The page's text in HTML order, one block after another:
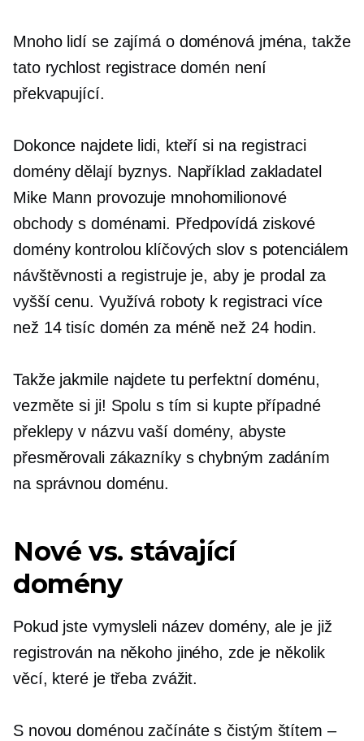
Mnoho lidí se zajímá o doménová jména, takže
tato rychlost registrace domén není
překvapující.
Dokonce najdete lidi, kteří si na registraci
domény dělají byznys. Například zakladatel
Mike Mann provozuje mnohomilionové
obchody s doménami. Předpovídá ziskové
domény kontrolou klíčových slov s potenciálem
návštěvnosti a registruje je, aby je prodal za
vyšší cenu. Využívá roboty k registraci více
než 14 tisíc domén za méně než 24 hodin.
Takže jakmile najdete tu perfektní doménu,
vezměte si ji! Spolu s tím si kupte případné
překlepy v názvu vaší domény, abyste
přesměrovali zákazníky s chybným zadáním
na správnou doménu.
Nové vs. stávající
domény
Pokud jste vymysleli název domény, ale je již
registrován na někoho jiného, ​​zde je několik
věcí, které je třeba zvážit.
S novou doménou začínáte s čistým štítem –